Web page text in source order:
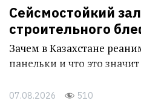
Сейсмостойкий
строительного
Зачем в Казахстане
панельки и что это
07.08.2026 510